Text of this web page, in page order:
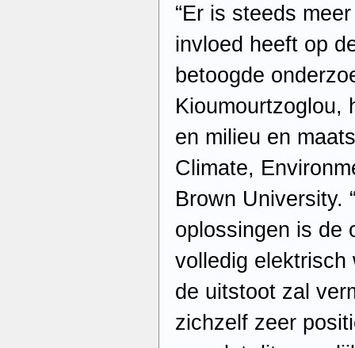
“Er is steeds
invloed heeft op
betoogde
Kioumourtzoglou,
en milieu en
Climate,
Brown University.
oplossingen is de
volledig elektrisch
de uitstoot zal
zichzelf zeer